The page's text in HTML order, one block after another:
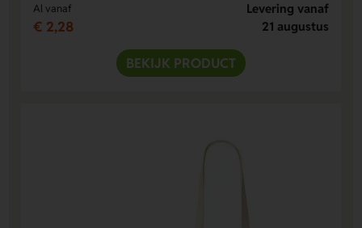
Al vanaf
€ 2,28
Levering vanaf
21 augustus
BEKIJK PRODUCT